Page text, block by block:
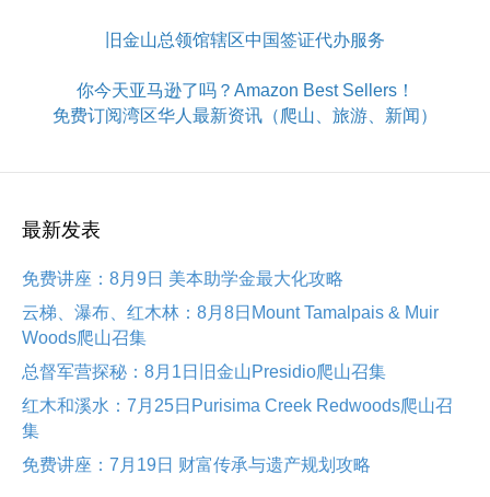
旧金山总领馆辖区中国签证代办服务
你今天亚马逊了吗？Amazon Best Sellers！
免费订阅湾区华人最新资讯（爬山、旅游、新闻）
最新发表
免费讲座：8月9日 美本助学金最大化攻略
云梯、瀑布、红木林：8月8日Mount Tamalpais & Muir
Woods爬山召集
总督军营探秘：8月1日旧金山Presidio爬山召集
红木和溪水：7月25日Purisima Creek Redwoods爬山召
集
免费讲座：7月19日 财富传承与遗产规划攻略